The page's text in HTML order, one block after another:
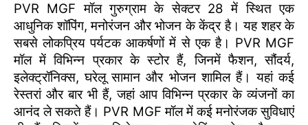
PVR MGF मॉल गुरुग्राम के सेक्टर 28 में स्थित एक
आधुनिक शॉपिंग, मनोरंजन और भोजन के केंद्र है। यह शहर के
सबसे लोकप्रिय पर्यटक आकर्षणों में से एक है। PVR MGF
मॉल में विभिन्न प्रकार के स्टोर हैं, जिनमें फैशन, सौंदर्य,
इलेक्ट्रॉनिक्स, घरेलू सामान और भोजन शामिल हैं। यहां कई
रेस्तरां और बार भी हैं, जहां आप विभिन्न प्रकार के व्यंजनों का
आनंद ले सकते हैं। PVR MGF मॉल में कई मनोरंजक सुविधाएं